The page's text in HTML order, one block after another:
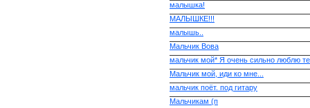
малышка!
МАЛЫШКЕ!!!
малышь..
Мальчик Вова
мальчик мой* Я очень сильно люблю
Мальчик мой, иди ко мне...
мальчик поёт. под гитару
Мальчикам (п